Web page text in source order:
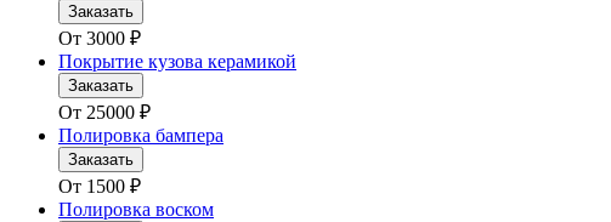
Заказать
От 3000 ₽
Покрытие кузова керамикой
Заказать
От 25000 ₽
Полировка бампера
Заказать
От 1500 ₽
Полировка воском